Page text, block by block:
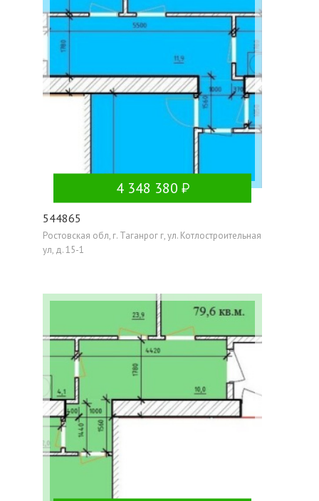
4 348 380
544865
Ростовская обл, г. Таганрог г, ул. Котлостроительная
ул, д. 15-1